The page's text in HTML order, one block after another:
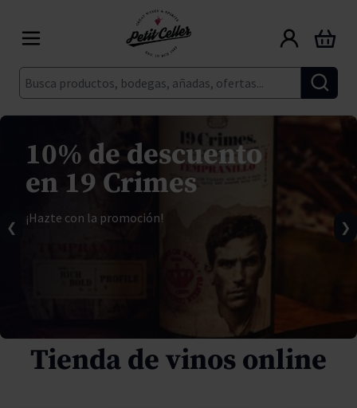
Buscar
Carrito
10% de descuento
en 19 Crimes
¡Hazte con la promoción!
❮ ❯
Tienda de vinos online